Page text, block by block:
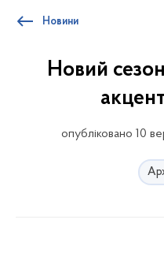
Новини
Новий
опубліковано 10